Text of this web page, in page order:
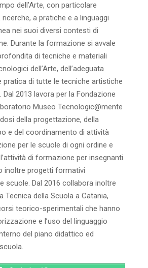
dell’Arte, con particolare
a pratiche e a linguaggi
nei suoi diversi contesti di
Durante la formazione si avvale
di tecniche e materiali
dell’Arte, dell’adeguata
di tutte le tecniche artistiche
Dal 2013 lavora per la Fondazione
Museo Tecnologic@mente
della progettazione, della
e del coordinamento di attività
per le scuole di ogni ordine e
di formazione per insegnanti
inoltre progetti formativi
scuole. Dal 2016 collabora inoltre
Tecnica della Scuola a Catania,
teorico-sperimentali che hanno
e l’uso del linguaggio
del piano didattico ed